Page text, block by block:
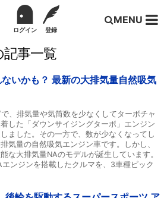
ログイン 登録
MENU
事一覧
いかも？ 最新の大排気量自然吸気
、排気量や気筒数を少なくしてターボチャ
した「ダウンサイジングターボ」エンジン
ました。その一方で、数が少なくなってし
気量の自然吸気エンジン車です。しかし、
な大排気量NAのモデルが誕生しています。
ンジンを搭載したクルマを、3車種ピック